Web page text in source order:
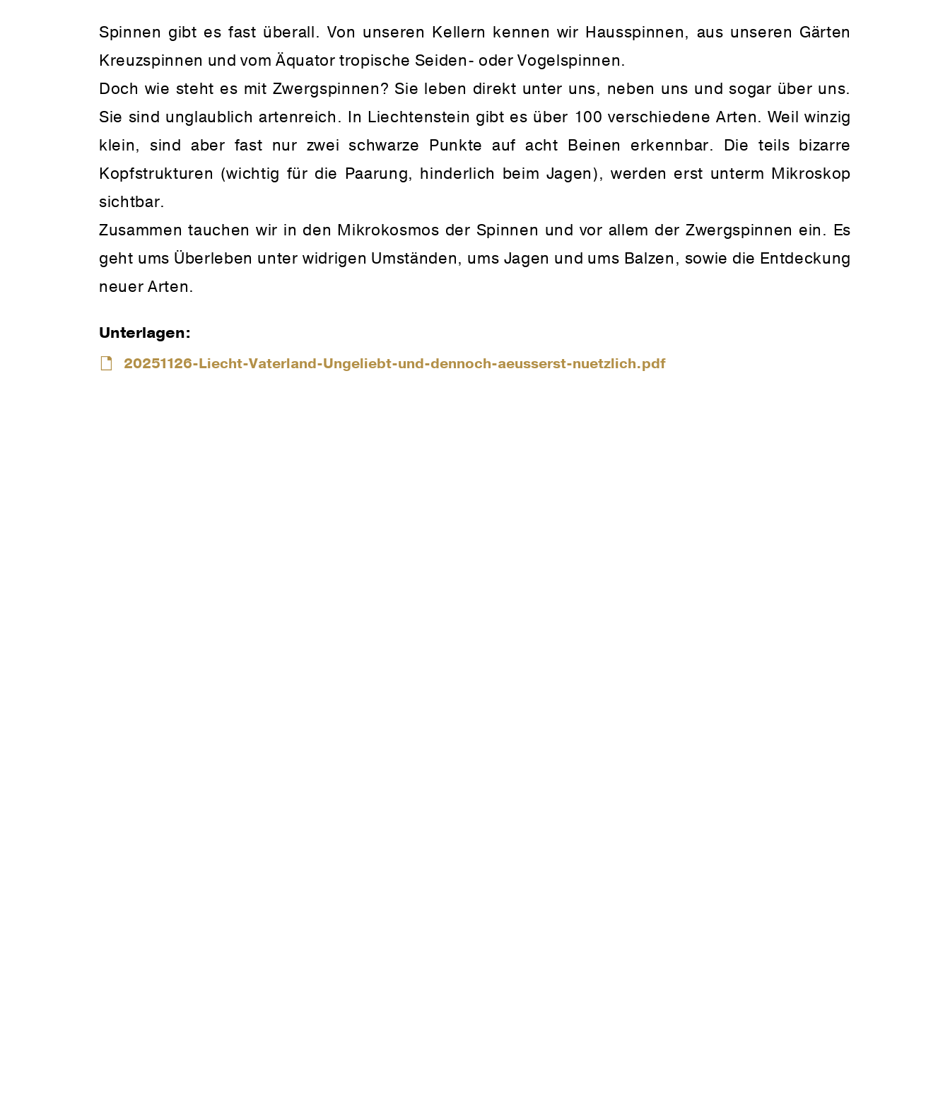
Spinnen gibt es fast überall. Von unseren Kellern kennen wir Hausspinnen, aus unseren Gärten
Kreuzspinnen und vom Äquator tropische Seiden- oder Vogelspinnen.
Doch wie steht es mit Zwergspinnen? Sie leben direkt unter uns, neben uns und sogar über uns.
Sie sind unglaublich artenreich. In Liechtenstein gibt es über 100 verschiedene Arten. Weil winzig
klein, sind aber fast nur zwei schwarze Punkte auf acht Beinen erkennbar. Die teils bizarre
Kopfstrukturen (wichtig für die Paarung, hinderlich beim Jagen), werden erst unterm Mikroskop
sichtbar.
Zusammen tauchen wir in den Mikrokosmos der Spinnen und vor allem der Zwergspinnen ein. Es
geht ums Überleben unter widrigen Umständen, ums Jagen und ums Balzen, sowie die Entdeckung
neuer Arten.
Unterlagen:
20251126-Liecht-Vaterland-Ungeliebt-und-dennoch-aeusserst-nuetzlich.pdf